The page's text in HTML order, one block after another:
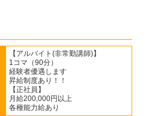
【アルバイト(非常勤講師)】
1コマ（90分）
経験者優遇します
昇給制度あり！！
【正社員】
月給200,000円以上
各種能力給あり